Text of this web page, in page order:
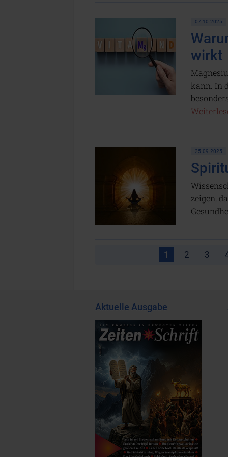
07.10.2025
wirkt
kann. In
25.09.2025
zeigen,
1 2 3
Aktuelle Ausgabe